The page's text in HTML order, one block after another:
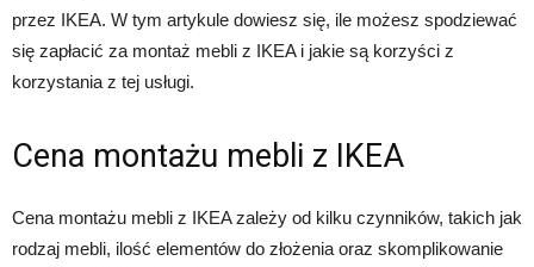
przez IKEA. W tym artykule dowiesz się, ile możesz spodziewać
się zapłacić za montaż mebli z IKEA i jakie są korzyści z
korzystania z tej usługi.
Cena montażu mebli z IKEA
Cena montażu mebli z IKEA zależy od kilku czynników, takich jak
rodzaj mebli, ilość elementów do złożenia oraz skomplikowanie